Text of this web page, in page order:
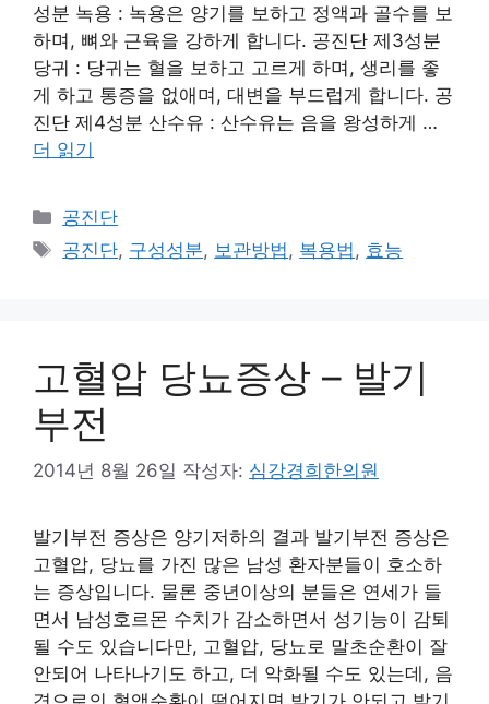
성분 녹용 : 녹용은 양기를 보하고 정액과 골수를 보
하며, 뼈와 근육을 강하게 합니다. 공진단 제3성분
당귀 : 당귀는 혈을 보하고 고르게 하며, 생리를 좋
게 하고 통증을 없애며, 대변을 부드럽게 합니다. 공
진단 제4성분 산수유 : 산수유는 음을 왕성하게 …
더 읽기
카
테
고
공진단
태
공진단, 구성성분, 보관방법 , 복용법 , 효능
고혈압 당뇨증상 – 발기
부전
2014년 8월 26일 작성자: 심강경희한의원
발기부전 증상은 양기저하의 결과 발기부전 증상은
고혈압, 당뇨를 가진 많은 남성 환자분들이 호소하
는 증상입니다. 물론 중년이상의 분들은 연세가 들
면서 남성호르몬 수치가 감소하면서 성기능이 감퇴
될 수도 있습니다만, 고혈압, 당뇨로 말초순환이 잘
안되어 나타나기도 하고, 더 악화될 수도 있는데, 음